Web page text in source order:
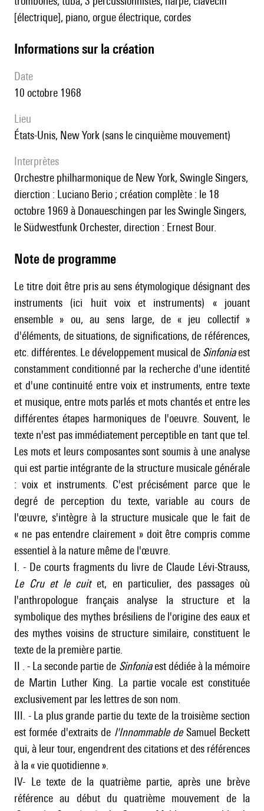
[électrique], piano, orgue électrique, cordes
informations sur la création
date
10 octobre 1968
lieu
États-Unis, New York (sans le cinquième mouvement)
interprètes
Orchestre philharmonique de New York, Swingle Singers,
dierction : Luciano Berio ; création complète : le 18
octobre 1969 à Donaueschingen par les Swingle Singers,
le Südwestfunk Orchester, direction : Ernest Bour.
Note de programme
Le titre doit être pris au sens étymologique désignant des
instruments (ici huit voix et instruments) « jouant
ensemble » ou, au sens large, de « jeu collectif »
d'éléments, de situations, de significations, de références,
etc. différentes. Le développement musical de Sinfoniaest
constamment conditionné par la recherche d'une identité
et d'une continuité entre voix et instruments, entre texte
et musique, entre mots parlés et mots chantés et entre les
différentes étapes harmoniques de l'oeuvre. Souvent, le
texte n'est pas immédiatement perceptible en tant que tel.
Les mots et leurs composantes sont soumis à une analyse
qui est partie intégrante de la structure musicale générale
: voix et instruments. C'est précisément parce que le
degré de perception du texte, variable au cours de
l'œuvre, s'intègre à la structure musicale que le fait de
« ne pas entendre clairement » doit être compris comme
essentiel à la nature même de l'œuvre.
I. - De courts fragments du livre de Claude Lévi-Strauss,
Le Cru et le cuitet, en particulier, des passages où
l'anthropologue français analyse la structure et la
symbolique des mythes brésiliens de l'origine des eaux et
des mythes voisins de structure similaire, constituent le
texte de la première partie.
II . - La seconde partie de Sinfoniaest dédiée à la mémoire
de Martin Luther King. La partie vocale est constituée
exclusivement par les lettres de son nom.
III. - La plus grande partie du texte de la troisième section
est formée d'extraits de l'Innommable deSamuel Beckett
qui, à leur tour, engendrent des citations et des références
à la « vie quotidienne ».
IV- Le texte de la quatrième partie, après une brève
référence au début du quatrième mouvement de la